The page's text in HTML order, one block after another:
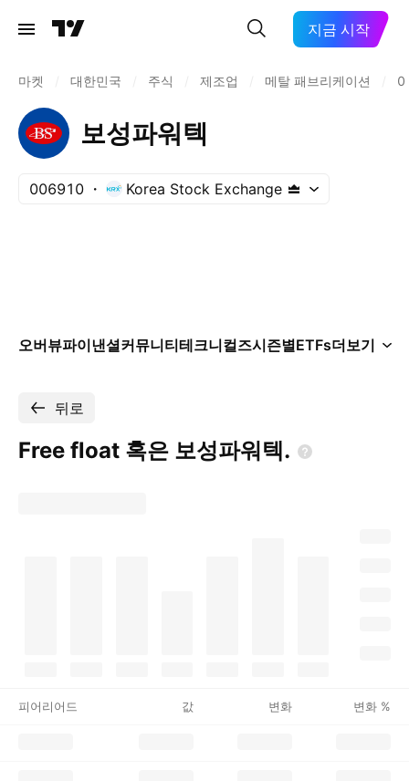
지금 시작
마켓 대한민국 주식 제조업 메탈 패브리케이션
보성파워텍
006910 Korea Stock Exchange
오버뷰파이낸셜커뮤니티테크니컬즈시즌별ETFs더보기
뒤로
Free float 혹은 보성파워텍.
피어리어드 값 변화 변화 %